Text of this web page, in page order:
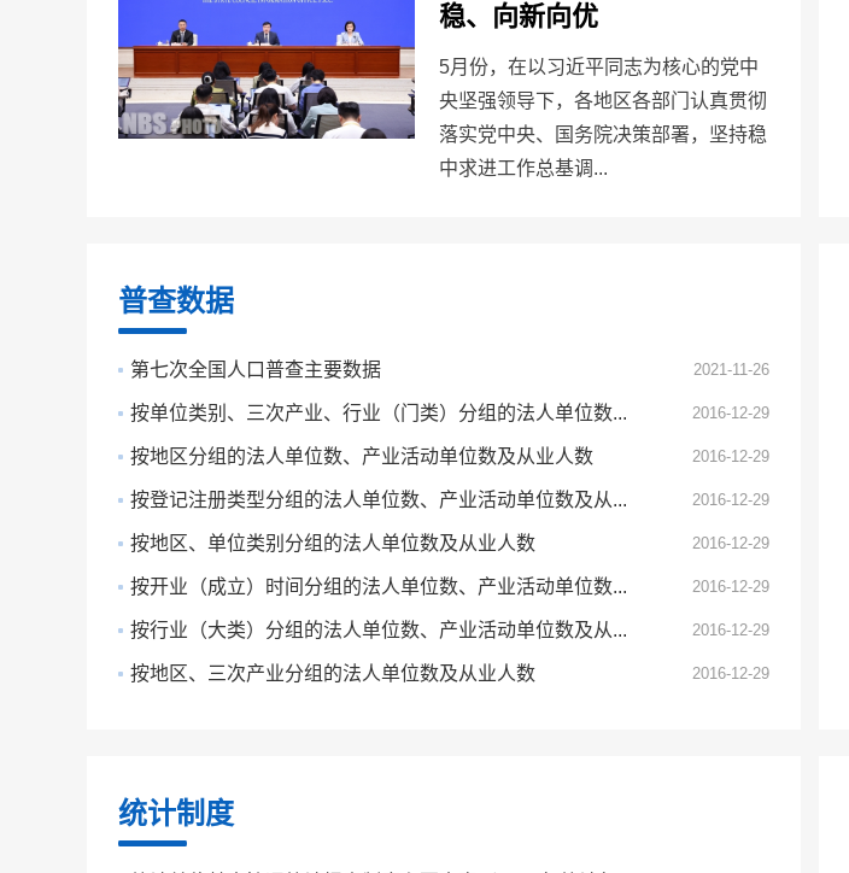
稳、向新向优
5月份，在以习近平同志为核心的党中
央坚强领导下，各地区各部门认真贯彻
落实党中央、国务院决策部署，坚持稳
中求进工作总基调...
普查数据
第七次全国人口普查主要数据 2021-11-26
按单位类别、三次产业、行业（门类）分组的法人单位数... 2016-12-29
按地区分组的法人单位数、产业活动单位数及从业人数 2016-12-29
按登记注册类型分组的法人单位数、产业活动单位数及从... 2016-12-29
按地区、单位类别分组的法人单位数及从业人数 2016-12-29
按开业（成立）时间分组的法人单位数、产业活动单位数... 2016-12-29
按行业（大类）分组的法人单位数、产业活动单位数及从... 2016-12-29
按地区、三次产业分组的法人单位数及从业人数 2016-12-29
统计制度